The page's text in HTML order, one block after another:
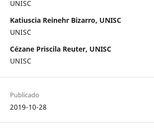
UNISC
Katiuscia Reinehr Bizarro, UNISC
UNISC
Cézane Priscila Reuter, UNISC
UNISC
Publicado
2019-10-28